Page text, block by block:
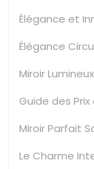
Élégance et
Élégance
Miroir
Guide des
Miroir Parfait
Le Charme